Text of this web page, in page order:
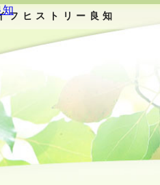
フヒストリー良知